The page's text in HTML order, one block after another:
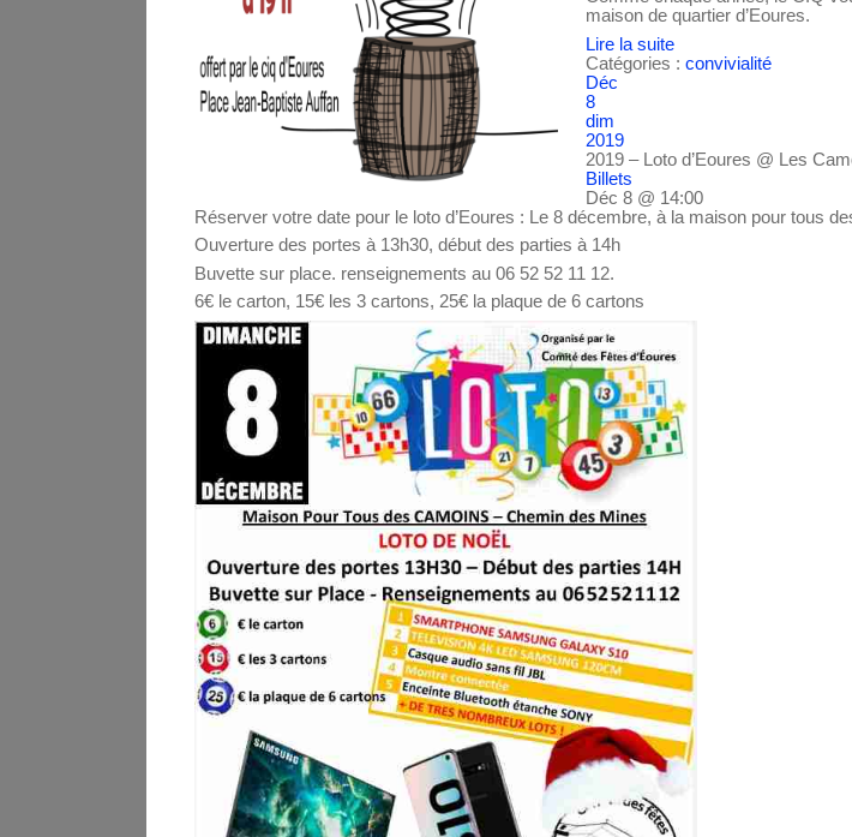
maison de quartier d’Eoures.
Lire la suite
Catégories : convivialité
Déc
8
dim
2019
2019 – Loto d’Eoures @ Les
Billets
Déc 8 @ 14:00
Réserver votre date pour le loto d’Eoures : Le 8 décembre, à la maison pour tous
Ouverture des portes à 13h30, début des parties à 14h
Buvette sur place. renseignements au 06 52 52 11 12.
6€ le carton, 15€ les 3 cartons, 25€ la plaque de 6 cartons